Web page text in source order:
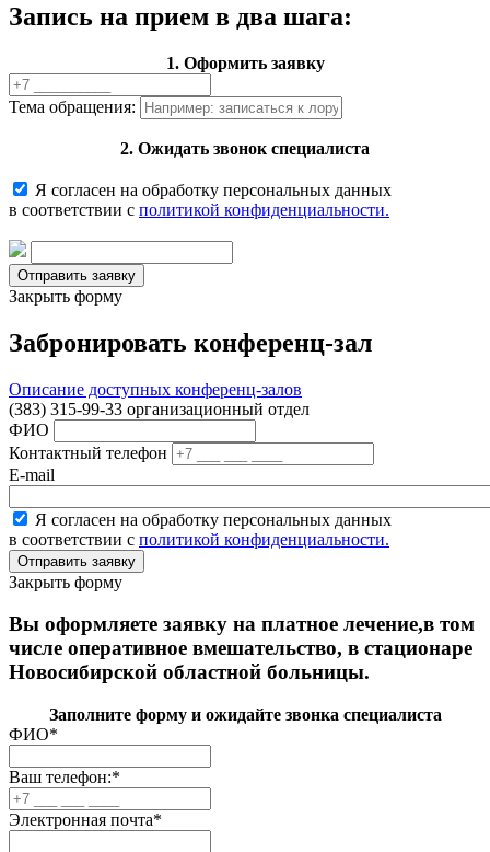
Запись на прием в два шага:
1. Оформить заявку
Тема обращения:
2. Ожидать звонок специалиста
Я согласен на обработку персональных данных
в соответствии с политикой конфиденциальности.
Закрыть форму
Забронировать конференц-зал
Описание доступных конференц-залов
(383) 315-99-33 организационный отдел
ФИО
Контактный телефон
E-mail
Я согласен на обработку персональных данных
в соответствии с политикой конфиденциальности.
Закрыть форму
Вы оформляете заявку на платное лечение,в том
числе оперативное вмешательство, в стационаре
Новосибирской областной больницы.
Заполните форму и ожидайте звонка специалиста
ФИО*
Ваш телефон:*
Электронная почта*